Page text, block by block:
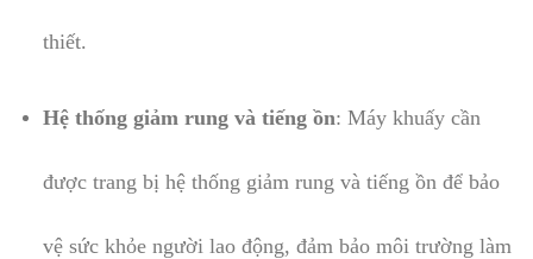
thiết.
Hệ thống giảm rung và tiếng ồn: Máy khuấy cần
được trang bị hệ thống giảm rung và tiếng ồn để bảo
vệ sức khỏe người lao động, đảm bảo môi trường làm